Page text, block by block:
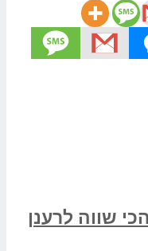
שווה לרענן